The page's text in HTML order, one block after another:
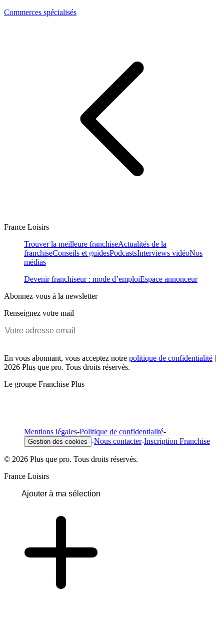
Commerces spécialisés
France Loisirs
Trouver la meilleure franchiseActualités de la
franchiseConseils et guidesPodcastsInterviews vidéoNos
médias
Devenir franchiseur : mode d’emploiEspace annonceur
Abonnez-vous à la newsletter
Renseignez votre mail
En vous abonnant, vous acceptez notre politique de confidentialité |
2026 Plus que pro. Tous droits réservés.
Le groupe Franchise Plus
Mentions légales-Politique de confidentialité-
Gestion des cookies -Nous contacter-Inscription Franchise
© 2026 Plus que pro. Tous droits réservés.
France Loisirs
Ajouter à ma sélection